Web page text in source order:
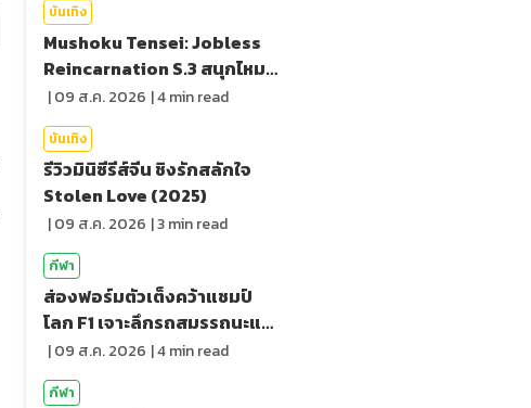
บันเทิง
Mushoku Tensei: Jobless
Reincarnation S.3 สนุกไหม?
รีวิว
|09 ส.ค. 2026 |4min read
บันเทิง
รีวิวมินิซีรีส์จีน ชิงรักสลักใจ
Stolen Love (2025)
|09 ส.ค. 2026 |3min read
กีฬา
ส่องฟอร์มตัวเต็งคว้าแชมป์
โลก F1 เจาะลึกรถสมรรถนะและ
การตัดสิน
|09 ส.ค. 2026 |4min read
กีฬา